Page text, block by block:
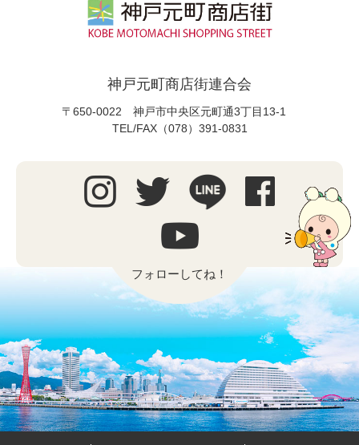
神戸元町商店街連合会
〒650-0022 神戸市中央区元町通3丁目13-1
TEL/FAX（078）391-0831
フォローしてね！